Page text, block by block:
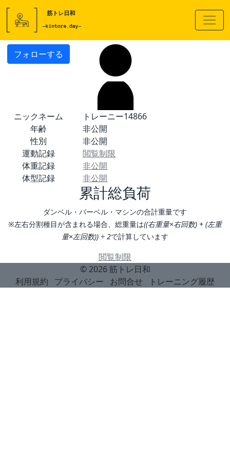
フォローする
ニックネーム
トレーニー14866
年齢
非公開
性別
非公開
運動記録
閲覧制限
体重記録
非公開
体型記録
非公開
累計総負荷
ダンベル・バーベル・マシンの合計重量です
※左右分割種目が含まれる場合、総重量は((右重量×右回数) + (左重
量×左回数)) ÷ 2で計算しています
閲覧制限
© 2026 筋トレ日和
利用規約
プライバシー お問合せ トレーニング履歴